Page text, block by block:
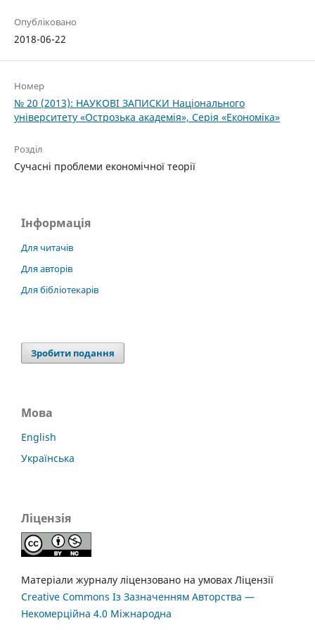
Опубліковано
2018-06-22
Номер
№ 20 (2013): НАУКОВІ ЗАПИСКИ Національного
університету «Острозька акаде­мія», Серія «Економіка»
Розділ
Cучасні проблеми економічної теорії
Інформація
Для читачів
Для авторів
Для бібліотекарів
Зробити подання
Мова
English
Українська
Ліцензія
Матеріали журналу ліцензовано на умовах Ліцензії
Creative Commons Із Зазначенням Авторства —
Некомерційна 4.0 Міжнародна